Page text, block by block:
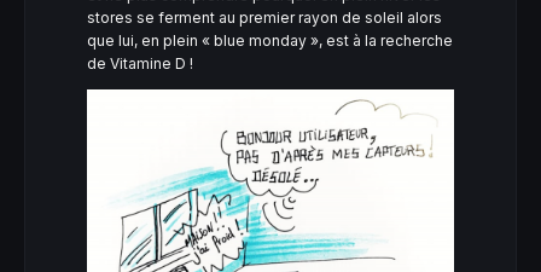
stores se ferment au premier rayon de soleil alors
que lui, en plein « blue monday », est à la recherche
de Vitamine D !